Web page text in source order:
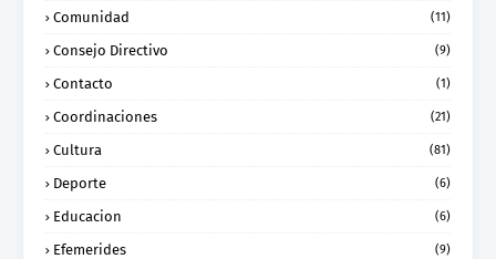
Comunidad (11)
Consejo Directivo (9)
Contacto (1)
Coordinaciones (21)
Cultura (81)
Deporte (6)
Educacion (6)
Efemerides (9)